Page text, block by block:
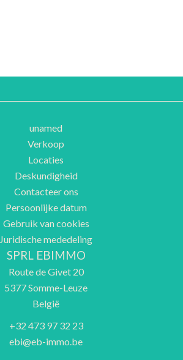
unamed
Verkoop
Locaties
Deskundigheid
Contacteer ons
Persoonlijke datum
Gebruik van cookies
Juridische mededeling
SPRL EBIMMO
Route de Givet 20
5377Somme-Leuze
België
+32 473 97 32 23
ebi@eb-immo.be